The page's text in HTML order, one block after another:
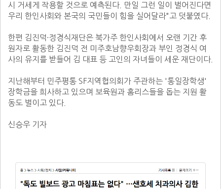
시 거세게 작용할 것으로 예측된다. 만일 그런 일이 벌어진다면
우리 한인사회와 본국의 국민들이 힘을 실어달라"고 덧붙였다.
한편 김진덕·정경식재단은 북가주 한인사회에서 오랜 기간 후
원자로 활동한 김진덕 전 미주호남향우회장과 부인 정경식 여
사의 유지를 받들어 김 대표 등 고인의 자녀들이 세운 재단이다.
지난해부터 민주평통 SF지역협의회가 주관하는 '통일장학생'
장학금을 희사하고 있으며 보육원과 홈리스들을 돕는 지원 활
동도 벌이고 있다.
신승우 기자